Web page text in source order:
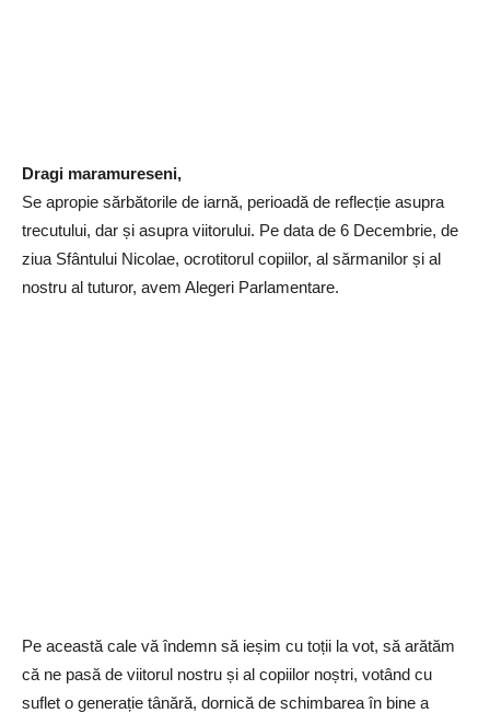
Dragi maramureseni,
Se apropie sărbătorile de iarnă, perioadă de reflecție asupra
trecutului, dar și asupra viitorului. Pe data de 6 Decembrie, de
ziua Sfântului Nicolae, ocrotitorul copiilor, al sărmanilor și al
nostru al tuturor, avem Alegeri Parlamentare.
Pe această cale vă îndemn să ieșim cu toții la vot, să arătăm
că ne pasă de viitorul nostru și al copiilor noștri, votând cu
suflet o generație tânără, dornică de schimbarea în bine a